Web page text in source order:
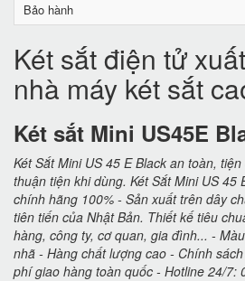
Bảo hành
Két sắt điện tử
nhà máy két sắt
Két sắt Mini US45E
Két Sắt Mini US 45 E Black an toàn,
thuận tiện khi dùng. Két Sắt Mini US 45
chính hãng 100% - Sản xuất trên dây
tiên tiến của Nhật Bản. Thiết kế tiêu
hàng, công ty, cơ quan, gia đình... -
nhã - Hàng chất lượng cao - Chính
phí giao hàng toàn quốc - Hotline 24/7: